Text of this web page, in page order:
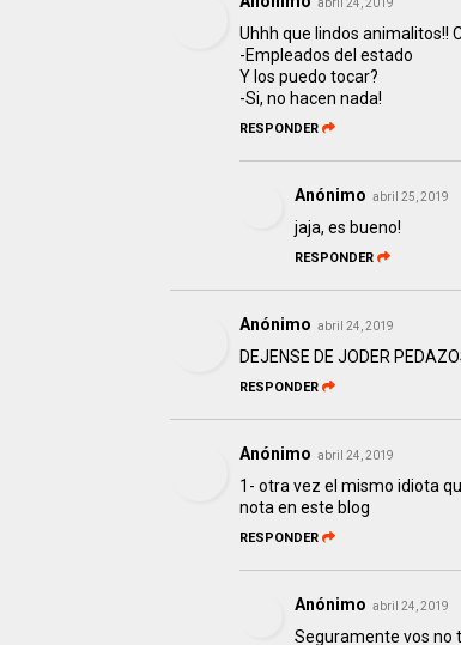
abril 24, 2019
Uhhh que lindos animalitos!!
-Empleados del estado
Y los puedo tocar?
-Si, no hacen nada!
RESPONDER
Anónimo abril 25, 2019
jaja, es bueno!
RESPONDER
Anónimo abril 24, 2019
DEJENSE DE JODER
RESPONDER
Anónimo abril 24, 2019
1- otra vez el mismo idiota
nota en este blog
RESPONDER
Anónimo abril 24, 2019
Seguramente vos no